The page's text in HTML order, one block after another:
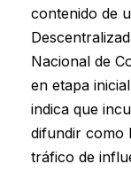
contenido de
Nacional de
en etapa
indica que
difundir como
tráfico de